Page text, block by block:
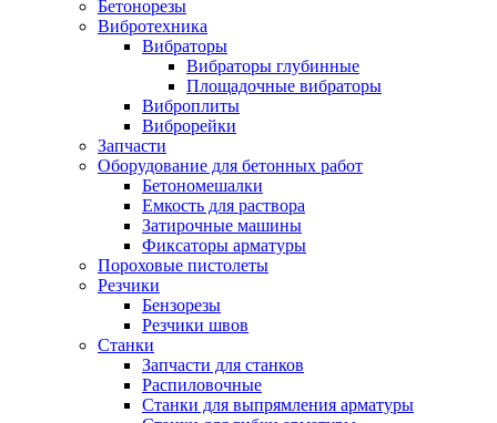
Бетонорезы
Вибротехника
Вибраторы
Вибраторы глубинные
Площадочные вибраторы
Виброплиты
Виброрейки
Запчасти
Оборудование для бетонных работ
Бетономешалки
Емкость для раствора
Затирочные машины
Фиксаторы арматуры
Пороховые пистолеты
Резчики
Бензорезы
Резчики швов
Станки
Запчасти для станков
Распиловочные
Станки для выпрямления арматуры